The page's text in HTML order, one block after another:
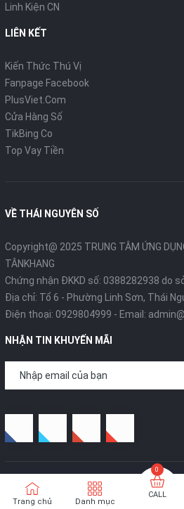
Linh Kiện CN
LIÊN KẾT
Kiến Thức Thú Vị
Fanpage Facebook
PlusViet.Com
Cửa Hàng Số
TikBing Co
Top Vay Tiền
VỀ THÁI NGUYÊN SỐ
Copyright@ 2025 TRUNG TÂM ỨNG
TÂNKHANG
Chứng nhận ĐKKD số: 0388282938 do
Địa chỉ: Tổ 6 - Phường Linh Sơn, Thái
Điện thoại: 0929804999 - Email:
NHẬN TIN KHUYẾN MÃI
Thái Nguyên Số- Thiết
Technologies
Trang chủ Danh mục
CALL